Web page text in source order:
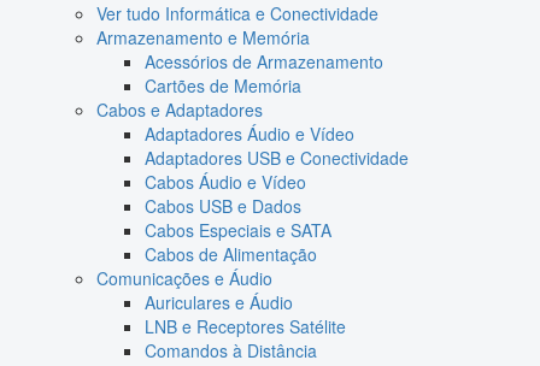
Ver tudo Informática e Conectividade
Armazenamento e Memória
Acessórios de Armazenamento
Cartões de Memória
Cabos e Adaptadores
Adaptadores Áudio e Vídeo
Adaptadores USB e Conectividade
Cabos Áudio e Vídeo
Cabos USB e Dados
Cabos Especiais e SATA
Cabos de Alimentação
Comunicações e Áudio
Auriculares e Áudio
LNB e Receptores Satélite
Comandos à Distância